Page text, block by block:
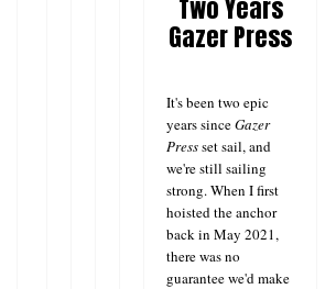
Two Years
Gazer Press
It's been two epic
years sinceGazer
Pressset sail, and
we're still sailing
strong. When I first
hoisted the anchor
back in May 2021,
there was no
guarantee we'd make